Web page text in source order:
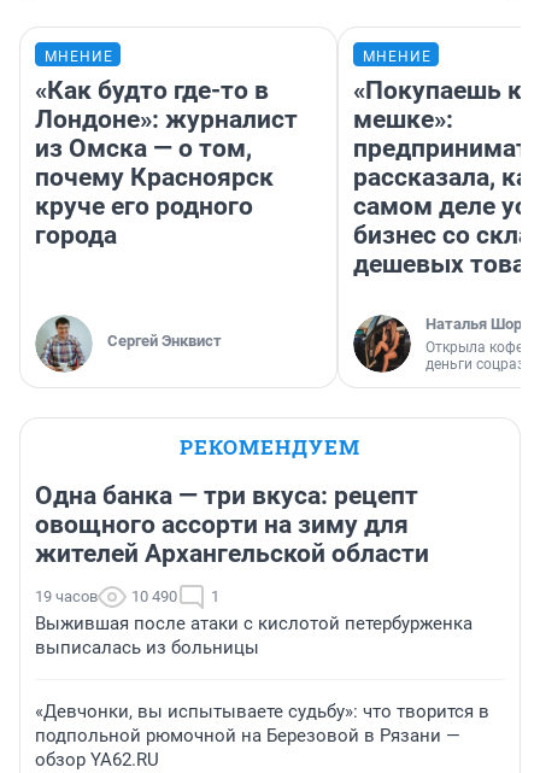
МНЕНИЕ
«Как будто где-то в
Лондоне»: журналист
из Омска — о том,
почему Красноярск
круче его родного
города
Сергей Энквист
МНЕНИЕ
«Покупаешь
мешке»:
рассказала,
самом деле
бизнес со
дешевых
Наталья
Открыла
деньги
РЕКОМЕНДУЕМ
Одна банка — три вкуса: рецепт
овощного ассорти на зиму для
жителей Архангельской области
19 часов 10 490 1
Выжившая после атаки с кислотой петербурженка
выписалась из больницы
«Девчонки, вы испытываете судьбу»: что творится в
подпольной рюмочной на Березовой в Рязани —
обзор YA62.RU